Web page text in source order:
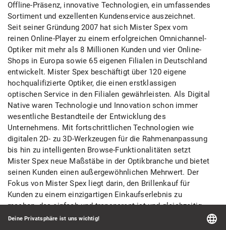
Offline-Präsenz, innovative Technologien, ein umfassendes
Sortiment und exzellenten Kundenservice auszeichnet.
Seit seiner Gründung 2007 hat sich Mister Spex vom
reinen Online-Player zu einem erfolgreichen Omnichannel-
Optiker mit mehr als 8 Millionen Kunden und vier Online-
Shops in Europa sowie 65 eigenen Filialen in Deutschland
entwickelt. Mister Spex beschäftigt über 120 eigene
hochqualifizierte Optiker, die einen erstklassigen
optischen Service in den Filialen gewährleisten. Als Digital
Native waren Technologie und Innovation schon immer
wesentliche Bestandteile der Entwicklung des
Unternehmens. Mit fortschrittlichen Technologien wie
digitalen 2D- zu 3D-Werkzeugen für die Rahmenanpassung
bis hin zu intelligenten Browse-Funktionalitäten setzt
Mister Spex neue Maßstäbe in der Optikbranche und bietet
seinen Kunden einen außergewöhnlichen Mehrwert. Der
Fokus von Mister Spex liegt darin, den Brillenkauf für
Kunden zu einem einzigartigen Einkaufserlebnis zu
machen, das einfach und transparent ist und gleichzeitig
Spaß macht – in einer Kombination aus einem